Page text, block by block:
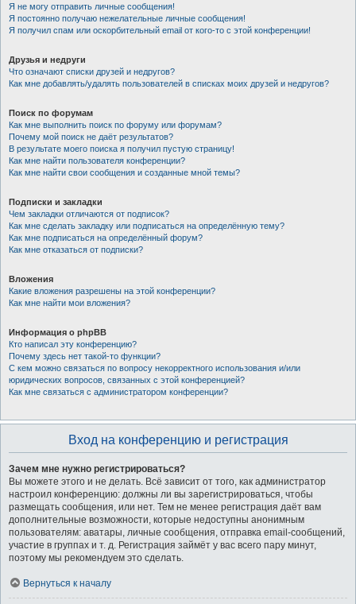
Я не могу отправить личные сообщения!
Я постоянно получаю нежелательные личные сообщения!
Я получил спам или оскорбительный email от кого-то с этой конференции!
Друзья и недруги
Что означают списки друзей и недругов?
Как мне добавлять/удалять пользователей в списках моих друзей и недругов?
Поиск по форумам
Как мне выполнить поиск по форуму или форумам?
Почему мой поиск не даёт результатов?
В результате моего поиска я получил пустую страницу!
Как мне найти пользователя конференции?
Как мне найти свои сообщения и созданные мной темы?
Подписки и закладки
Чем закладки отличаются от подписок?
Как мне сделать закладку или подписаться на определённую тему?
Как мне подписаться на определённый форум?
Как мне отказаться от подписки?
Вложения
Какие вложения разрешены на этой конференции?
Как мне найти мои вложения?
Информация о phpBB
Кто написал эту конференцию?
Почему здесь нет такой-то функции?
С кем можно связаться по вопросу некорректного использования и/или
юридических вопросов, связанных с этой конференцией?
Как мне связаться с администратором конференции?
Вход на конференцию и регистрация
Зачем мне нужно регистрироваться?
Вы можете этого и не делать. Всё зависит от того, как администратор
настроил конференцию: должны ли вы зарегистрироваться, чтобы
размещать сообщения, или нет. Тем не менее регистрация даёт вам
дополнительные возможности, которые недоступны анонимным
пользователям: аватары, личные сообщения, отправка email-сообщений,
участие в группах и т. д. Регистрация займёт у вас всего пару минут,
поэтому мы рекомендуем это сделать.
Вернуться к началу